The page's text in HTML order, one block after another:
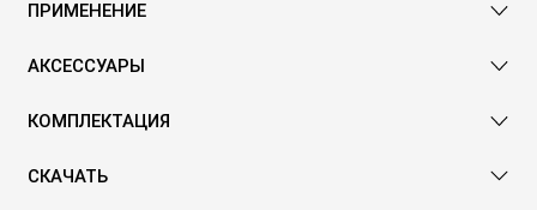
ПРИМЕНЕНИЕ
АКСЕССУАРЫ
КОМПЛЕКТАЦИЯ
СКАЧАТЬ